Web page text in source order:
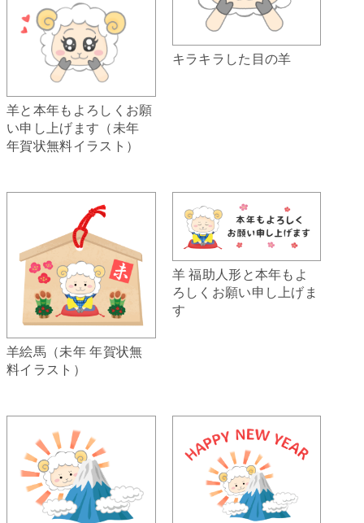
羊と本年もよろしくお願
い申し上げます（未年
年賀状無料イラスト）
キラキラした目の羊
羊絵馬（未年 年賀状無
料イラスト）
羊 福助人形と本年もよ
ろしくお願い申し上げま
す